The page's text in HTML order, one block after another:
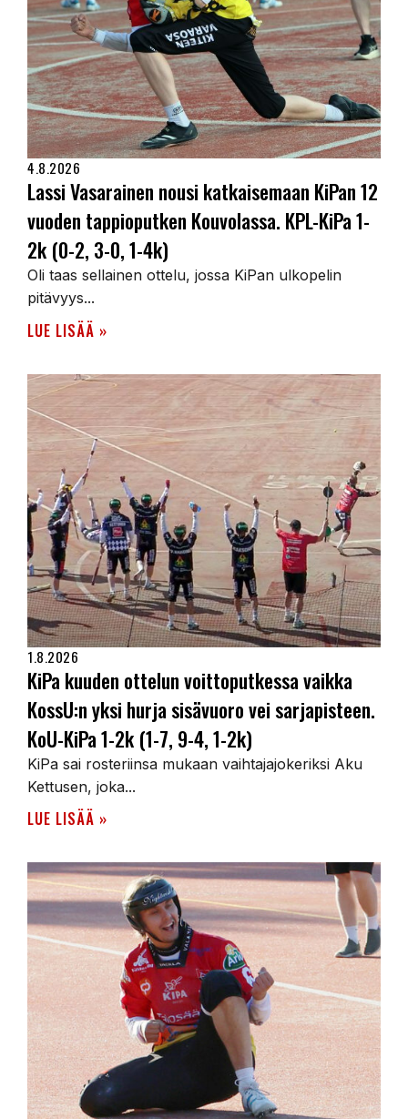
4.8.2026
Lassi Vasarainen nousi katkaisemaan KiPan 12
vuoden tappioputken Kouvolassa. KPL-KiPa 1-
2k (0-2, 3-0, 1-4k)
Oli taas sellainen ottelu, jossa KiPan ulkopelin
pitävyys...
LUE LISÄÄ »
1.8.2026
KiPa kuuden ottelun voittoputkessa vaikka
KossU:n yksi hurja sisävuoro vei sarjapisteen.
KoU-KiPa 1-2k (1-7, 9-4, 1-2k)
KiPa sai rosteriinsa mukaan vaihtajajokeriksi Aku
Kettusen, joka...
LUE LISÄÄ »